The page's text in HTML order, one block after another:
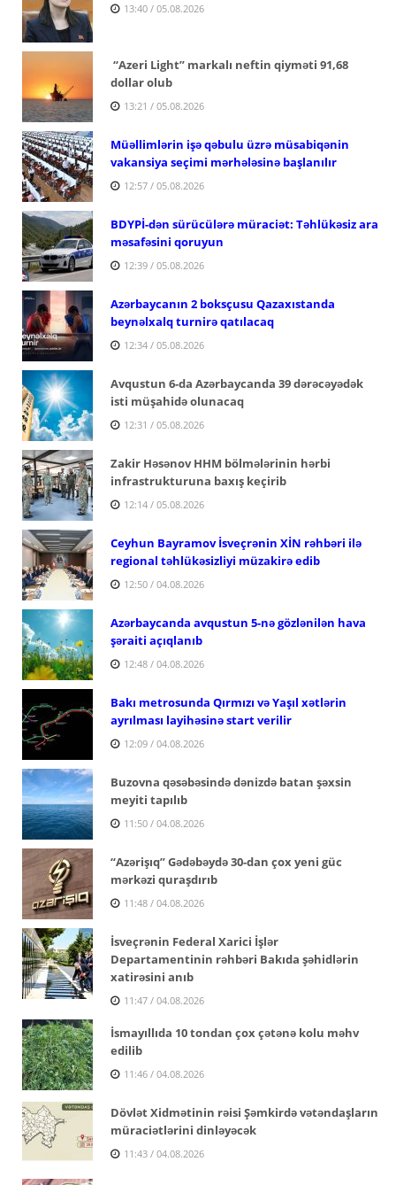
13:40 / 05.08.2026
“Azeri Light” markalı neftin qiyməti 91,68
dollar olub
13:21 / 05.08.2026
Müəllimlərin işə qəbulu üzrə müsabiqənin
vakansiya seçimi mərhələsinə başlanılır
12:57 / 05.08.2026
BDYPİ-dən sürücülərə müraciət: Təhlükəsiz ara
məsafəsini qoruyun
12:39 / 05.08.2026
Azərbaycanın 2 boksçusu Qazaxıstanda
beynəlxalq turnirə qatılacaq
12:34 / 05.08.2026
Avqustun 6-da Azərbaycanda 39 dərəcəyədək
isti müşahidə olunacaq
12:31 / 05.08.2026
Zakir Həsənov HHM bölmələrinin hərbi
infrastrukturuna baxış keçirib
12:14 / 05.08.2026
Ceyhun Bayramov İsveçrənin XİN rəhbəri ilə
regional təhlükəsizliyi müzakirə edib
12:50 / 04.08.2026
Azərbaycanda avqustun 5-nə gözlənilən hava
şəraiti açıqlanıb
12:48 / 04.08.2026
Bakı metrosunda Qırmızı və Yaşıl xətlərin
ayrılması layihəsinə start verilir
12:09 / 04.08.2026
Buzovna qəsəbəsində dənizdə batan şəxsin
meyiti tapılıb
11:50 / 04.08.2026
“Azərişıq” Gədəbəydə 30-dan çox yeni güc
mərkəzi quraşdırıb
11:48 / 04.08.2026
İsveçrənin Federal Xarici İşlər
Departamentinin rəhbəri Bakıda şəhidlərin
xatirəsini anıb
11:47 / 04.08.2026
İsmayıllıda 10 tondan çox çətənə kolu məhv
edilib
11:46 / 04.08.2026
Dövlət Xidmətinin rəisi Şəmkirdə vətəndaşların
müraciətlərini dinləyəcək
11:43 / 04.08.2026